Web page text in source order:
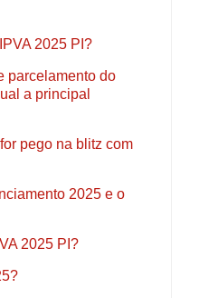
2025 PI?
parcelamento do
a principal
pego na blitz com
2025 e o
2025 PI?